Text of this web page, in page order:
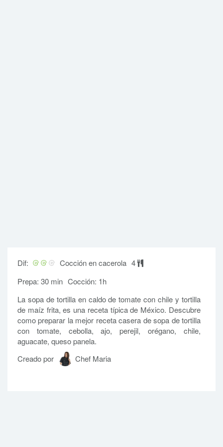
Dif: Cocción en cacerola 4
Prepa: 30 min Cocción: 1h
La sopa de tortilla en caldo de tomate con chile y tortilla
de maíz frita, es una receta típica de México. Descubre
como preparar la mejor receta casera de sopa de tortilla
con tomate, cebolla, ajo, perejil, orégano, chile,
aguacate, queso panela.
Creado por
Chef Maria